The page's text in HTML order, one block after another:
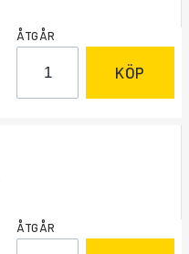
ÅTGÅR
KÖP
ÅTGÅR